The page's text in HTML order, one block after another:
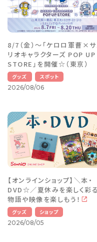
8/7（金）～「ケロロ軍曹×サ
リオキャラクターズ POP UP
STORE」を開催☆（東京）
グッズ
スポット
2026/08/06
【オンラインショップ】＼本・
DVD☆／夏休みを楽しく彩
物語や映像を楽しもう！
グッズ
ショップ
2026/08/05